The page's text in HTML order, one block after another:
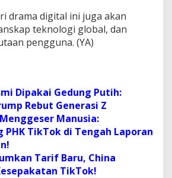
drama digital ini juga akan
teknologi global, dan
pengguna. (YA)
Dipakai Gedung Putih:
Rebut Generasi Z
Manusia:
PHK TikTok di Tengah Laporan
Tarif Baru, China
TikTok!